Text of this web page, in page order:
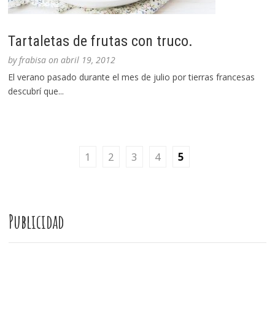
Tartaletas de frutas con truco.
byfrabisa onabril 19, 2012
El verano pasado durante el mes de julio por tierras francesas
descubrí que...
1 2 3 4 5
Publicidad